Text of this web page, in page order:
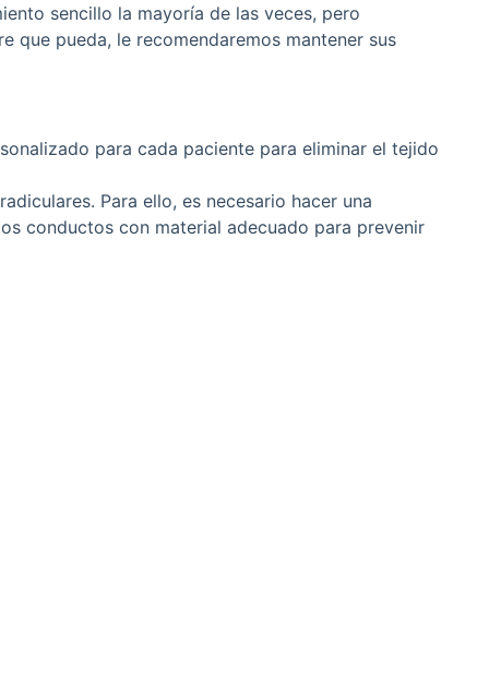
sencillo la mayoría de las veces, pero
que pueda, le recomendaremos mantener sus
para cada paciente para eliminar el tejido
Para ello, es necesario hacer una
conductos con material adecuado para prevenir